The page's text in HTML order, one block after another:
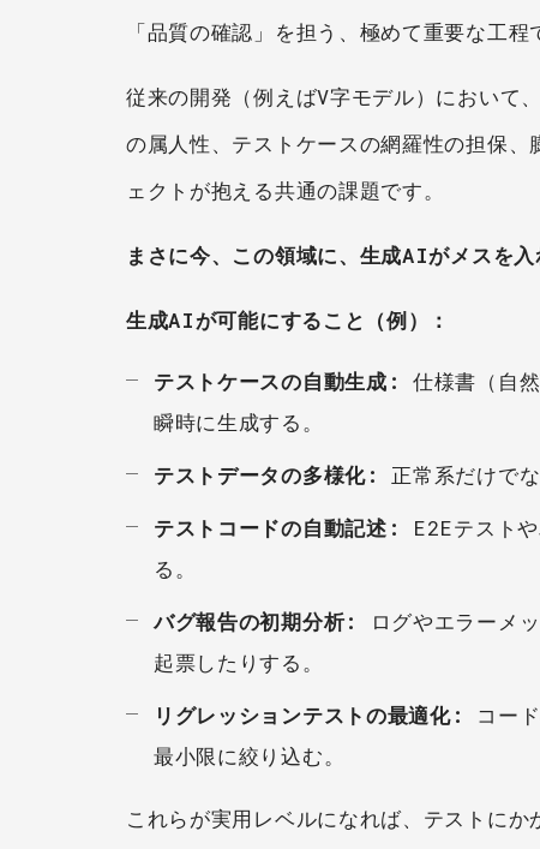
「品質の確認」を担う、極めて重要な工
従来の開発（例えばV字モデル）において
の属人性、テストケースの網羅性の担保
ェクトが抱える共通の課題です。
まさに今、この領域に、生成AIがメスを入
生成AIが可能にすること（例）：
テストケースの自動生成:
仕様書（自
瞬時に生成する。
テストデータの多様化:
正常系だけで
テストコードの自動記述:
E2Eテスト
る。
バグ報告の初期分析:
ログやエラーメ
起票したりする。
リグレッションテストの最適化:
コー
最小限に絞り込む。
これらが実用レベルになれば、テストに